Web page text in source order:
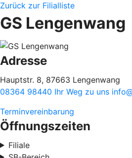
Zurück zur Filialliste
GS Lengenwang
Adresse
Hauptstr. 8, 87663 Lengenwang
08364 98440 Ihr Weg zu uns
Terminvereinbarung
Öffnungszeiten
Filiale